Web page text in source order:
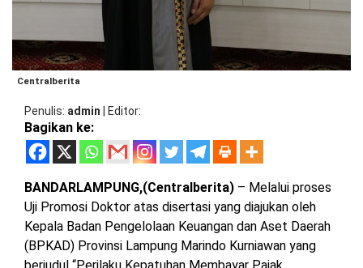
PESISIR
BARAT
TULANG
BAWANG
TULANG
BAWANG
BARAT
WAYKANAN
LAMTIM
LAMPUNG
UTARA
DPRD
DPRD
PESISIR
BARAT
Centralberita
Penulis admin Editor
Bagikan ke:
BANDARLAMPUNG,(Centralberita) – Melalui proses
Uji Promosi Doktor atas disertasi yang diajukan oleh
Kepala Badan Pengelolaan Keuangan dan Aset Daerah
(BPKAD) Provinsi Lampung Marindo Kurniawan yang